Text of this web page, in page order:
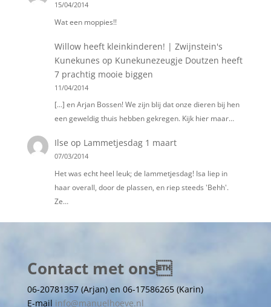
15/04/2014
Wat een moppies!!
Willow heeft kleinkinderen! | Zwijnstein's
Kunekunes op Kunekunezeugje Doutzen heeft
7 prachtig mooie biggen
11/04/2014
[…] en Arjan Bossen! We zijn blij dat onze dieren bij hen
een geweldig thuis hebben gekregen. Kijk hier maar…
Ilse op Lammetjesdag 1 maart
07/03/2014
Het was echt heel leuk; de lammetjesdag! Isa liep in
haar overall, door de plassen, en riep steeds 'Behh'.
Ze…
Contact met ons
06-20781357 (Arjan) en 06-17586265 (Karin)
E-mail info@manuelhoeve.nl